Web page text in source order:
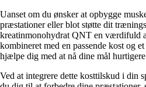
Uanset om du ønsker at opbygge
præstationer eller blot støtte dit
kreatinmonohydrat QNT en værdifuld
kombineret med en passende kost og
hjælpe dig med at nå dine mål
Ved at integrere dette kosttilskud i din